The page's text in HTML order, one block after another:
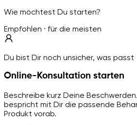
Wie möchtest Du starten?
Empfohlen · für die meisten
Du bist Dir noch unsicher, was passt
Online-Konsultation starten
Beschreibe kurz Deine
bespricht mit Dir die passende
Produkt vorab.